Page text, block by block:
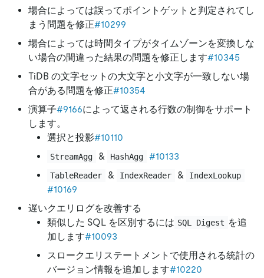
場合によっては誤ってポイントゲットと判定されてし
まう問題を修正#10299
場合によっては時間タイプがタイムゾーンを変換しな
い場合の間違った結果の問題を修正します#10345
TiDB の文字セットの大文字と小文字が一致しない場
合がある問題を修正#10354
演算子#9166によって返される行数の制御をサポート
します。
選択と投影#10110
StreamAgg & HashAgg #10133
TableReader & IndexReader & IndexLookup
#10169
遅いクエリログを改善する
類似した SQL を区別するには SQL Digest を追
加します#10093
スロークエリステートメントで使用される統計の
バージョン情報を追加します#10220